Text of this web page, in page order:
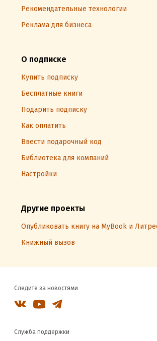
Рекомендательные технологии
Реклама для бизнеса
О подписке
Купить подписку
Бесплатные книги
Подарить подписку
Как оплатить
Ввести подарочный код
Библиотека для компаний
Настройки
Другие проекты
Опубликовать книгу на MyBook и
Книжный вызов
Следите за новостями
Служба поддержки